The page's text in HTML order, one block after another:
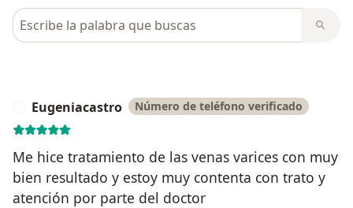
Busca en opiniones
Eugeniacastro Número de teléfono verificado
Me hice tratamiento de las venas varices con muy
bien resultado y estoy muy contenta con trato y
atención por parte del doctor